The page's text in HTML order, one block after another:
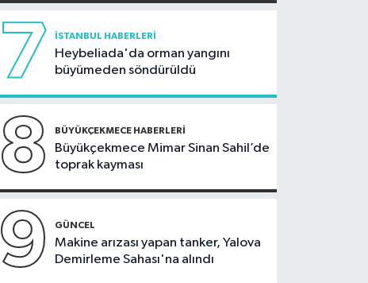
7 İSTANBUL HABERLERI
Heybeliada'da orman yangını
büyümeden söndürüldü
8 BÜYÜKÇEKMECE HABERLERI
Büyükçekmece Mimar Sinan Sahil’de
toprak kayması
9 GÜNCEL
Makine arızası yapan tanker, Yalova
Demirleme Sahası'na alındı